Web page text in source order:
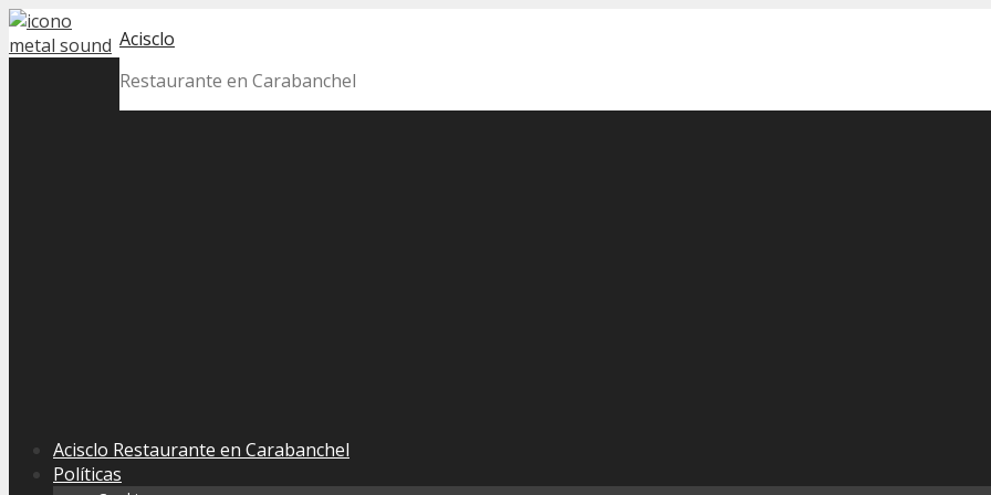
Skip
to
Acisclo
Restaurante en Carabanchel
Acisclo Restaurante en Carabanchel
Políticas